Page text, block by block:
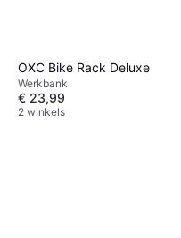
OXC Bike Rack Deluxe
Werkbank
€ 23,99
2 winkels